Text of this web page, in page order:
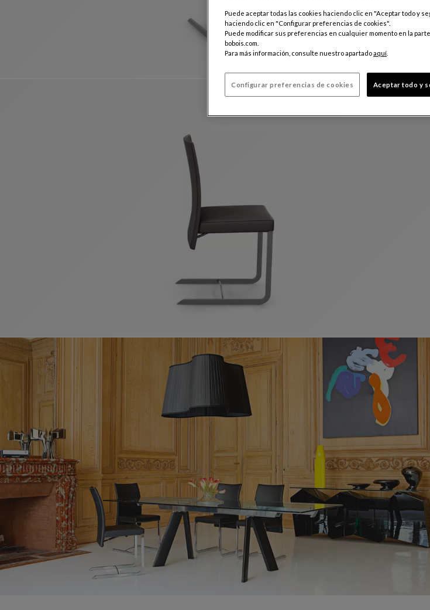
Puede aceptar todas las cookies haciendo clic en "Aceptar todo y
haciendo clic en "Configurar preferencias de cookies".
Puede modificar sus preferencias en cualquier momento en la
bobois.com.
Para más información, consulte nuestro apartadoaquí
Configurar preferencias de cookies Aceptar todo y